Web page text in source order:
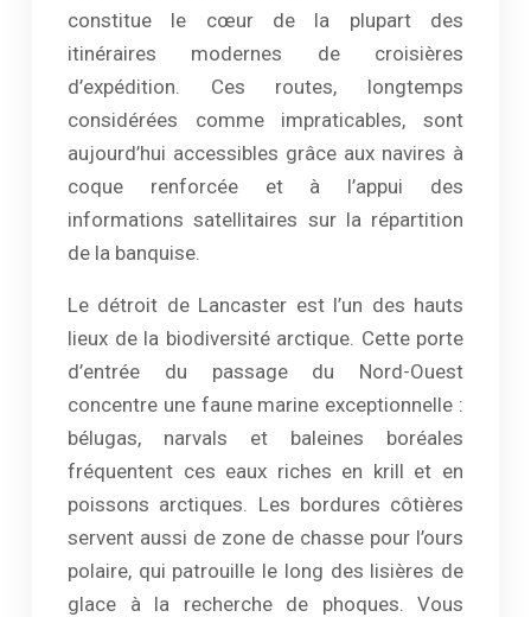
constitue le cœur de la plupart des
itinéraires modernes de croisières
d’expédition. Ces routes, longtemps
considérées comme impraticables, sont
aujourd’hui accessibles grâce aux navires à
coque renforcée et à l’appui des
informations satellitaires sur la répartition
de la banquise.
Le détroit de Lancaster est l’un des hauts
lieux de la biodiversité arctique. Cette porte
d’entrée du passage du Nord-Ouest
concentre une faune marine exceptionnelle :
bélugas, narvals et baleines boréales
fréquentent ces eaux riches en krill et en
poissons arctiques. Les bordures côtières
servent aussi de zone de chasse pour l’ours
polaire, qui patrouille le long des lisières de
glace à la recherche de phoques. Vous